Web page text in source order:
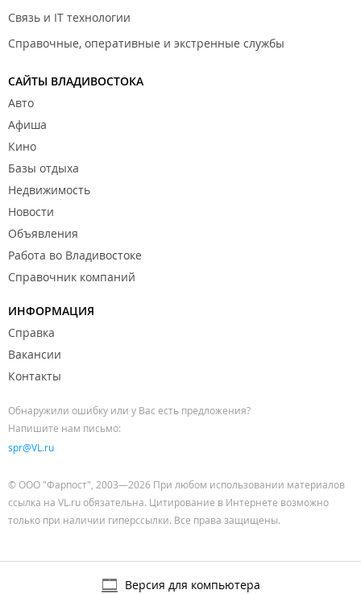
Связь и IT технологии
Справочные, оперативные и экстренные службы
САЙТЫ ВЛАДИВОСТОКА
Авто
Афиша
Кино
Базы отдыха
Недвижимость
Новости
Объявления
Работа во Владивостоке
Справочник компаний
ИНФОРМАЦИЯ
Справка
Вакансии
Контакты
Обнаружили ошибку или у Вас есть предложения?
Напишите нам письмо:
spr@VL.ru
© ООО "Фарпост", 2003—2026 При любом использовании материалов
ссылка на VL.ru обязательна. Цитирование в Интернете возможно
только при наличии гиперссылки. Все права защищены.
Версия для компьютера